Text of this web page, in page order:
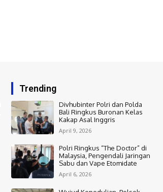
Trending
Divhubinter Polri dan Polda
Bali Ringkus Buronan Kelas
Kakap Asal Inggris
April 9, 2026
Polri Ringkus “The Doctor” di
Malaysia, Pengendali Jaringan
Sabu dan Vape Etomidate
April 6, 2026